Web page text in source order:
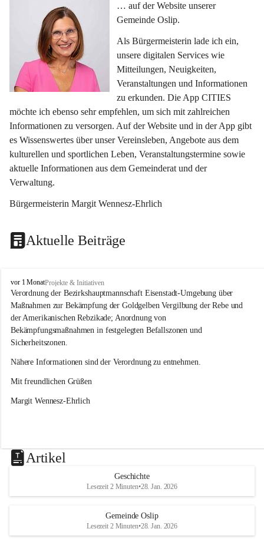
… auf der Website unserer
Gemeinde Oslip.
Als Bürgermeisterin lade ich ein,
unsere digitalen Services wie
Mitteilungen, Neuigkeiten,
Veranstaltungen und Informationen
zu erkunden. Die App CITIES
möchte ich ebenso sehr empfehlen, um sich mit zahlreichen
Informationen zu versorgen. Auf der Website und in der App gibt
es Wissenswertes über unser Vereinsleben, Angebote aus dem
kulturellen und sportlichen Leben, Veranstaltungstermine sowie
aktuelle Informationen aus dem Gemeinderat und der
Verwaltung.
Bürgermeisterin Margit Wennesz-Ehrlich
Aktuelle Beiträge
O
s
l
i
p
vor 1 MonatProjekte & Initiativen
Verordnung der Bezirkshauptmannschaft Eisenstadt-Umgebung über
Maßnahmen zur Bekämpfung der Goldgelben Vergilbung der Rebe und
der Amerikanischen Rebzikade; Anordnung von
Bekämpfungsmaßnahmen in festgelegten Befallszonen und
Sicherheitszonen.
Nähere Informationen sind der Verordnung zu entnehmen.
Mit freundlichen Grüßen
Margit Wennesz-Ehrlich
Artikel
Geschichte
Lesezeit 2 Minuten•28. Jan. 2026
Gemeinde Oslip
Lesezeit 2 Minuten•28. Jan. 2026